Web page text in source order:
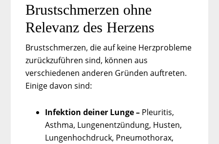
Brustschmerzen ohne
Relevanz des Herzens
Brustschmerzen, die auf keine Herzprobleme
zurückzuführen sind, können aus
verschiedenen anderen Gründen auftreten.
Einige davon sind:
Infektion deiner Lunge – Pleuritis,
Asthma, Lungenentzündung, Husten,
Lungenhochdruck, Pneumothorax,